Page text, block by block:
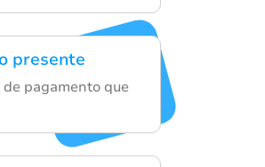
presente
pagamento que